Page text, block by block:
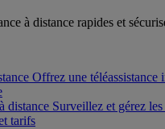
à distance rapides et
Offrez une téléassistance
distance Surveillez et gérez
tarifs